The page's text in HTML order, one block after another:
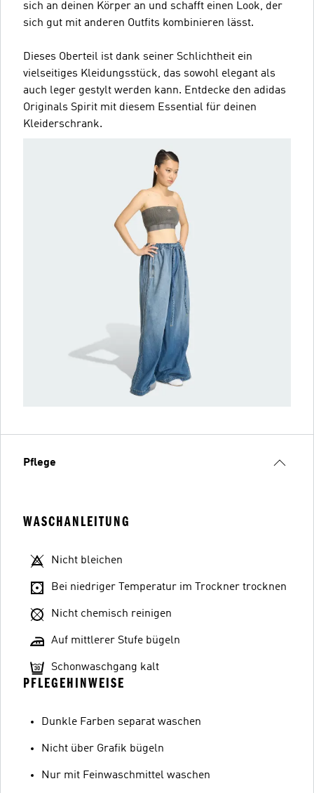
sich an deinen Körper an und schafft einen Look, der
sich gut mit anderen Outfits kombinieren lässt.
Dieses Oberteil ist dank seiner Schlichtheit ein
vielseitiges Kleidungsstück, das sowohl elegant als
auch leger gestylt werden kann. Entdecke den adidas
Originals Spirit mit diesem Essential für deinen
Kleiderschrank.
Pflege
WASCHANLEITUNG
Nicht bleichen
Bei niedriger Temperatur im Trockner trocknen
Nicht chemisch reinigen
Auf mittlerer Stufe bügeln
Schonwaschgang kalt
PFLEGEHINWEISE
Dunkle Farben separat waschen
Nicht über Grafik bügeln
Nur mit Feinwaschmittel waschen